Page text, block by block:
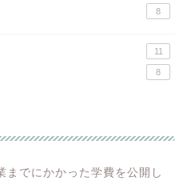
8
11
8
までにかかった学費を公開し